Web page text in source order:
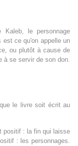
le personnage
est ce qu'on appelle un
ou plutôt à cause de
à se servir de son don.
le livre soit écrit au
positif : la fin qui laisse
: les personnages.